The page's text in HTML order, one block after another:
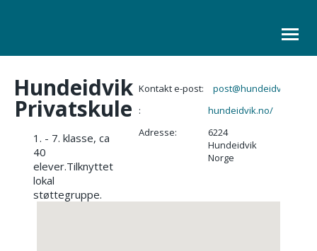
ORGANISASJON
KURS
LOVER
SKOLELEDER
KONTAKT
Hundeidvik
Privatskule
1. - 7. klasse, ca
40
elever.Tilknyttet
lokal
støttegruppe.
Kontakt e-post:
post@hundeidvik.no
:
hundeidvik.no/
Adresse:
6224
Hundeidvik
Norge